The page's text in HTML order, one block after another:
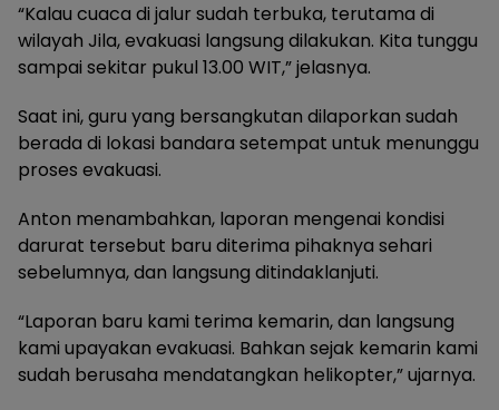
“Kalau cuaca di jalur sudah terbuka, terutama di
wilayah Jila, evakuasi langsung dilakukan. Kita tunggu
sampai sekitar pukul 13.00 WIT,” jelasnya.
Saat ini, guru yang bersangkutan dilaporkan sudah
berada di lokasi bandara setempat untuk menunggu
proses evakuasi.
Anton menambahkan, laporan mengenai kondisi
darurat tersebut baru diterima pihaknya sehari
sebelumnya, dan langsung ditindaklanjuti.
“Laporan baru kami terima kemarin, dan langsung
kami upayakan evakuasi. Bahkan sejak kemarin kami
sudah berusaha mendatangkan helikopter,” ujarnya.